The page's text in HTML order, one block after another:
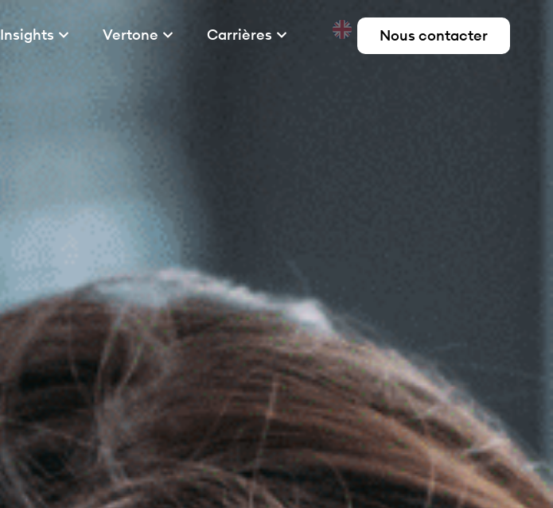
Insights Vertone Carrières Nous contacter